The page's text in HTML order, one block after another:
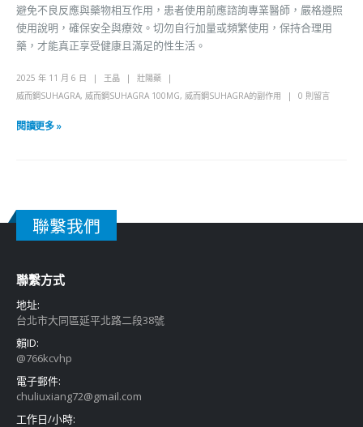
避免不良反應與藥物相互作用，患者使用前應諮詢專業醫師，嚴格遵照
使用說明，確保安全與療效。切勿自行加量或頻繁使用，保持合理用
藥，才能真正享受健康且滿足的性生活。
2025 年 11 月 6 日 王晶
壯陽藥
威而鋼SUHAGRA, 威而鋼SUHAGRA 100MG, 威而鋼SUHAGRA的副作用 0 則留言
閱讀更多 »
聯繫我們
聯繫方式
地址:
台北市大同區延平北路二段38號
賴ID:
@766kcvhp
電子郵件:
chuliuxiang72@gmail.com
工作日/小時: